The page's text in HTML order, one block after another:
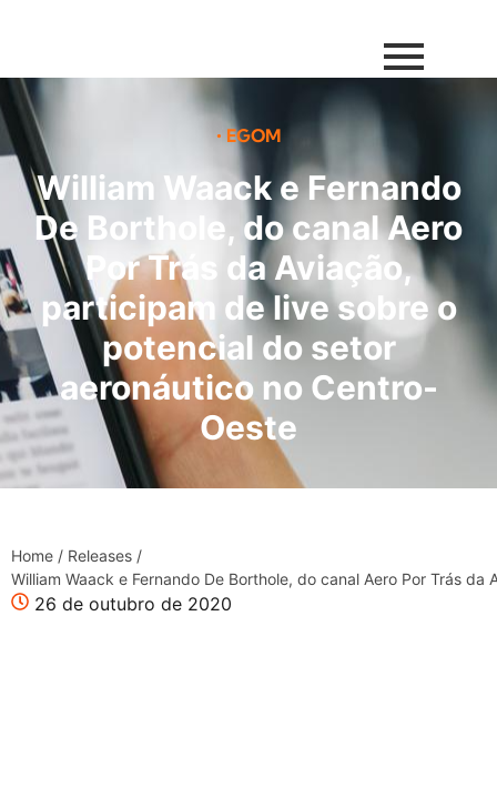
• EGOM
William Waack e Fernando
De Borthole, do canal Aero
Por Trás da Aviação,
participam de live sobre o
potencial do setor
aeronáutico no Centro-
Oeste
Home / Releases /
William Waack e Fernando De Borthole, do canal Aero Por Trás
26 de outubro de 2020